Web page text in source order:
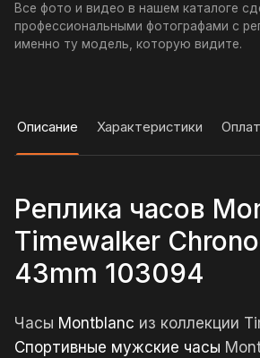
Все фото и видео в нашем каталоге
профессиональными фотографами с
именно ту модель, которую видите.
Описание Характеристики
Реплика часов
Timewalker
43mm 103094
Часы Montblanc из коллекции
Спортивные мужские часы